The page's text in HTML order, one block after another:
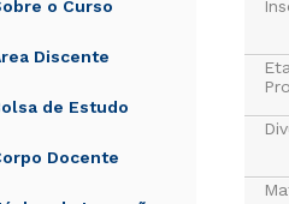
o Curso
Discente
de Estudo
Docente